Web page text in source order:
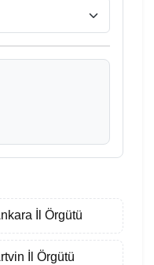
İl Örgütü
İl Örgütü